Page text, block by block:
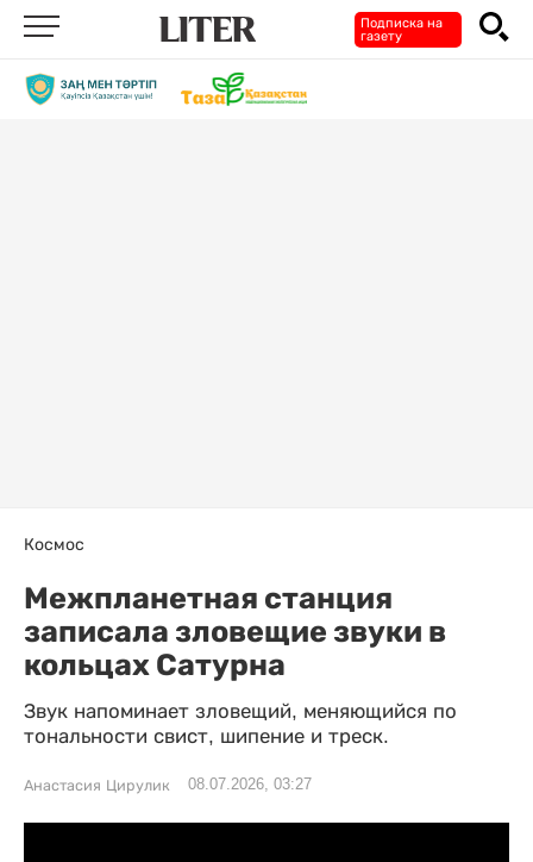
Подписка на
газету
Космос
Межпланетная станция
записала зловещие звуки в
кольцах Сатурна
Звук напоминает зловещий, меняющийся по
тональности свист, шипение и треск.
Анастасия Цирулик 08.07.2026, 03:27